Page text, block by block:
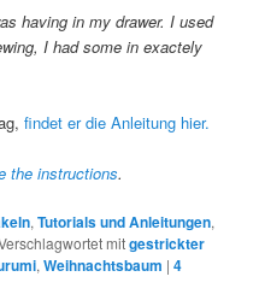
having in my drawer. I used
I had some in exactely
findet er die Anleitung hier.
the instructions.
,Tutorials und Anleitungen,
mitgestrickter
,Weihnachtsbaum |4